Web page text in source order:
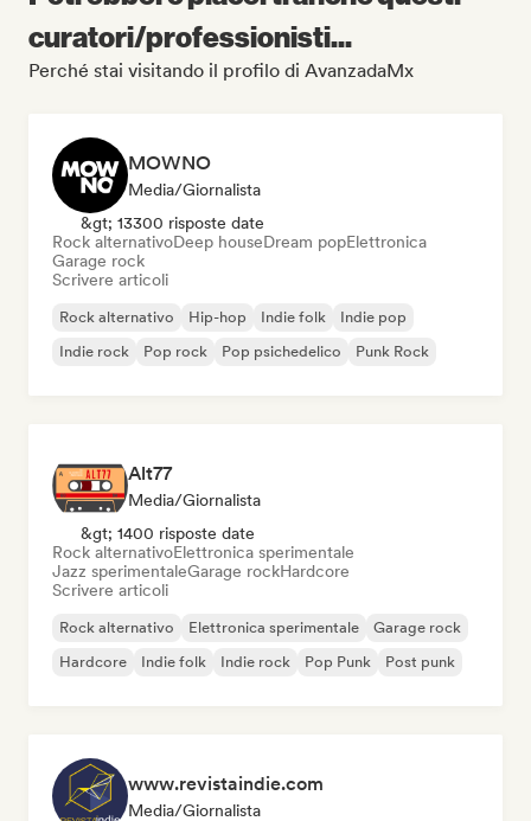
curatori/professionisti...
Perché stai visitando il profilo di AvanzadaMx
MOWNO
Media/Giornalista
&gt; 13300 risposte date
Rock alternativoDeep houseDream popElettronica
Garage rock
Scrivere articoli
Rock alternativo Hip-hop Indie folk
Indie pop
Indie rock
Pop rock Pop psichedelico Punk Rock
Alt77
Media/Giornalista
&gt; 1400 risposte date
Rock alternativoElettronica sperimentale
Jazz sperimentaleGarage rockHardcore
Scrivere articoli
Rock alternativo Elettronica sperimentale
Garage rock
Hardcore
Indie folk Indie rock Pop Punk Post punk
www.revistaindie.com
Media/Giornalista